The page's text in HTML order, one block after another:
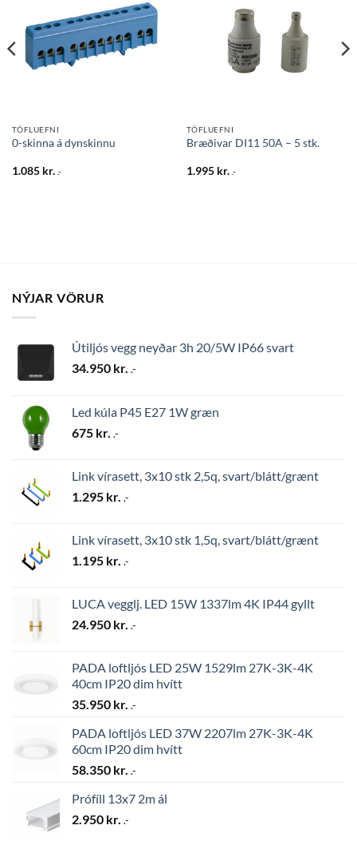
við á
óskalista
TÖFLUEFNI
0-skinna á dynskinnu
1.085 kr. .-
TÖFLUEFNI
Bræðivar DI11 50A – 5 stk.
1.995 kr. .-
NÝJAR VÖRUR
Útiljós vegg neyðar 3h 20/5W IP66 svart
34.950 kr. .-
Led kúla P45 E27 1W græn
675 kr. .-
Link vírasett, 3x10 stk 2,5q, svart/blátt/grænt
1.295 kr. .-
Link vírasett, 3x10 stk 1,5q, svart/blátt/grænt
1.195 kr. .-
LUCA vegglj. LED 15W 1337lm 4K IP44 gyllt
24.950 kr. .-
PADA loftljós LED 25W 1529lm 27K-3K-4K
40cm IP20 dim hvítt
35.950 kr. .-
PADA loftljós LED 37W 2207lm 27K-3K-4K
60cm IP20 dim hvítt
58.350 kr. .-
Prófíll 13x7 2m ál
2.950 kr. .-